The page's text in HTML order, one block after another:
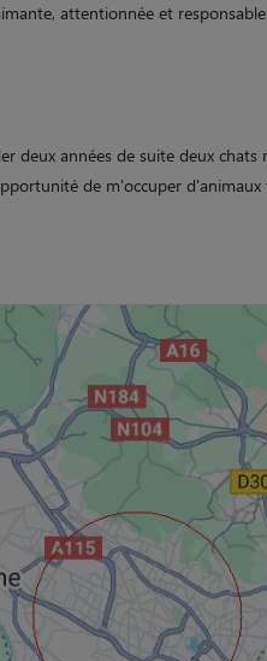
attentionnée et responsable.
deux années de suite deux chats
de m'occuper